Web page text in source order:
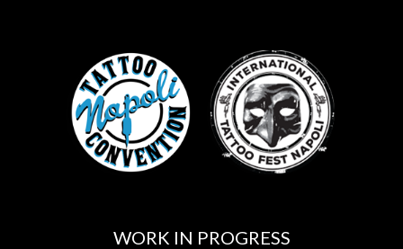
WORK IN PROGRESS